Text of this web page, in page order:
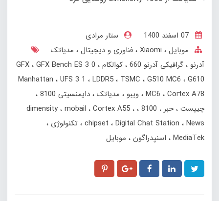
ستار مرادی
موبایل
Xiaomi فناوری و دیجیتال
مدیاتک
آدرنو
گرافیکی آدرنو 660 کوالکام GFX GFX Bench ES 3 0
Manhattan
UFS 3 1 LDDR5 TSMC G510 MC6
G610
MC6
Cortex A78 ویبو مدیاتک دایمنسیتی 8100
چیپست حبر 8100
dimensity mobail
Cortex A55
chipset
Digital Chat Station News
تکنولوژی
MediaTek
اسنپدراگون موبایل